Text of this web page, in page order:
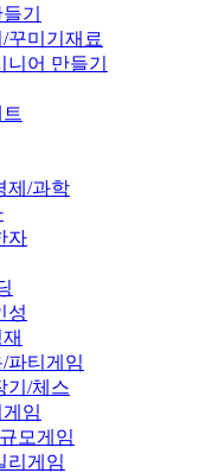
기
꾸미기재료
니어 만들기
제/과학
자
성
파티게임
기/체스
임
모게임
리게임